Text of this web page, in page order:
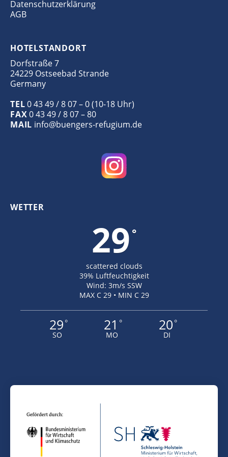
Datenschutzerklärung
AGB
HOTELSTANDORT
Dorfstraße 7
24229 Ostseebad Strande
Germany
TEL0 43 49 / 8 07 – 0 (10-18 Uhr)
FAX0 43 49 / 8 07 – 80
MAIL info@buengers-refugium.de
WETTER
29 °
scattered clouds
39% Luftfeuchtigkeit
Wind: 3m/s SSW
MAX C 29 • MIN C 29
29 °
SO
21 °
MO
20 °
DI